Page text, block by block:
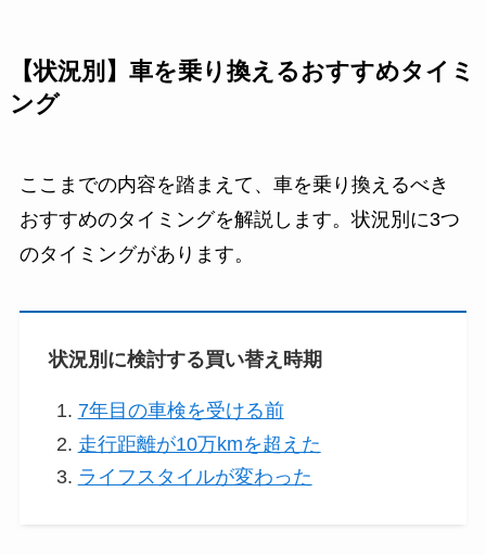
【状況別】車を乗り換えるおすすめタイミ
ング
ここまでの内容を踏まえて、車を乗り換えるべき
おすすめのタイミングを解説します。状況別に3つ
のタイミングがあります。
状況別に検討する買い替え時期
7年目の車検を受ける前
走行距離が10万kmを超えた
ライフスタイルが変わった